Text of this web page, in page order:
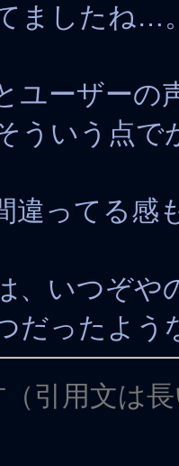
ましたね…
ユーザーの
ういう点で
違ってる感
、いつぞや
だったよう
（引用文は